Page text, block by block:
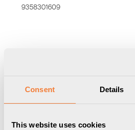
Consent Details
This website uses cookies
9358301609
laddare 12W, 2